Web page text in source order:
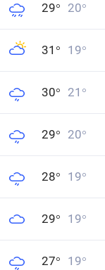
29° 20°
31 ° 19°
30° 21 °
29° 20°
28° 19°
29° 19°
27° 19°